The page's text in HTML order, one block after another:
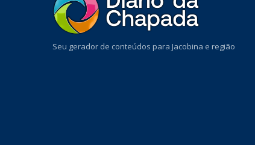
Seu gerador de conteúdos para Jacobina e região